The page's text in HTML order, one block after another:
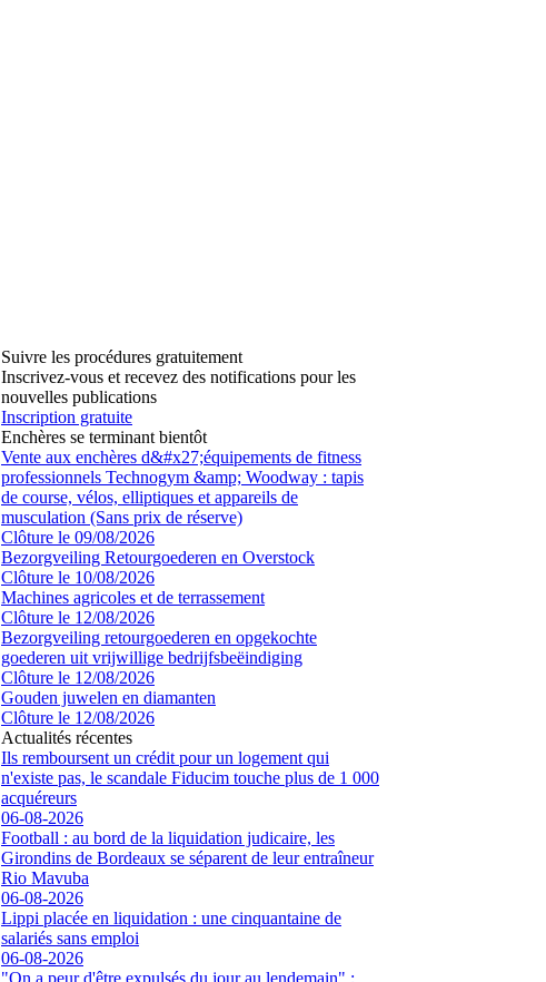
Suivre les procédures gratuitement
Inscrivez-vous et recevez des notifications pour les
nouvelles publications
Inscription gratuite
Enchères se terminant bientôt
Vente aux enchères d&#x27;équipements de fitness
professionnels Technogym &amp; Woodway : tapis
de course, vélos, elliptiques et appareils de
musculation (Sans prix de réserve)
Clôture le 09/08/2026
Bezorgveiling Retourgoederen en Overstock
Clôture le 10/08/2026
Machines agricoles et de terrassement
Clôture le 12/08/2026
Bezorgveiling retourgoederen en opgekochte
goederen uit vrijwillige bedrijfsbeëindiging
Clôture le 12/08/2026
Gouden juwelen en diamanten
Clôture le 12/08/2026
Actualités récentes
Ils remboursent un crédit pour un logement qui
n'existe pas, le scandale Fiducim touche plus de 1 000
acquéreurs
06-08-2026
Football : au bord de la liquidation judicaire, les
Girondins de Bordeaux se séparent de leur entraîneur
Rio Mavuba
06-08-2026
Lippi placée en liquidation : une cinquantaine de
salariés sans emploi
06-08-2026
"On a peur d'être expulsés du jour au lendemain" :